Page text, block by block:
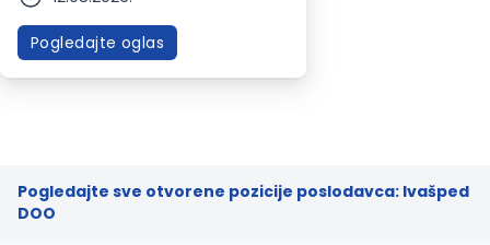
Pogledajte oglas
Pogledajte sve otvorene pozicije poslodavca: Ivašped
DOO